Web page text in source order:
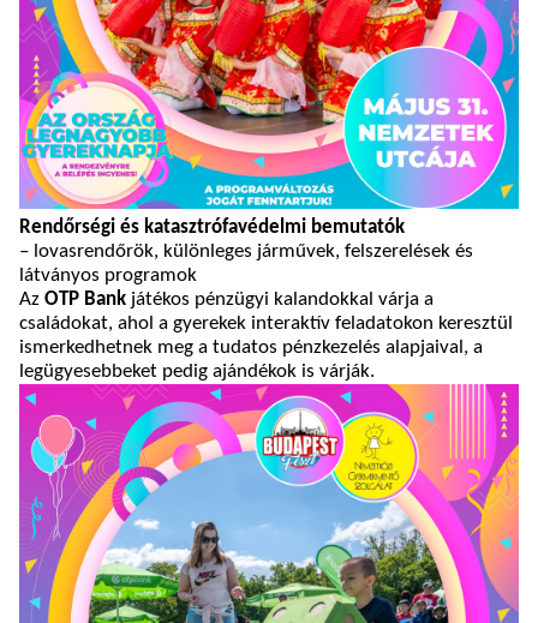
Rendőrségi és katasztrófavédelmi bemutatók
– lovasrendőrök, különleges járművek, felszerelések és
látványos programok
Az OTP Bank játékos pénzügyi kalandokkal várja a
családokat, ahol a gyerekek interaktív feladatokon keresztül
ismerkedhetnek meg a tudatos pénzkezelés alapjaival, a
legügyesebbeket pedig ajándékok is várják.